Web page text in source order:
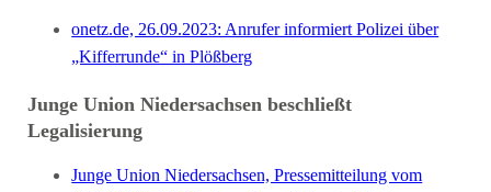
onetz.de, 26.09.2023: Anrufer informiert Polizei über
„Kifferrunde“ in Plößberg
Junge Union Niedersachsen beschließt
Legalisierung
Junge Union Niedersachsen, Pressemitteilung vom